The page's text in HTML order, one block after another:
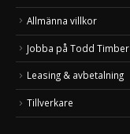
Allmänna villkor
Jobba på Todd Timber
Leasing & avbetalning
Tillverkare